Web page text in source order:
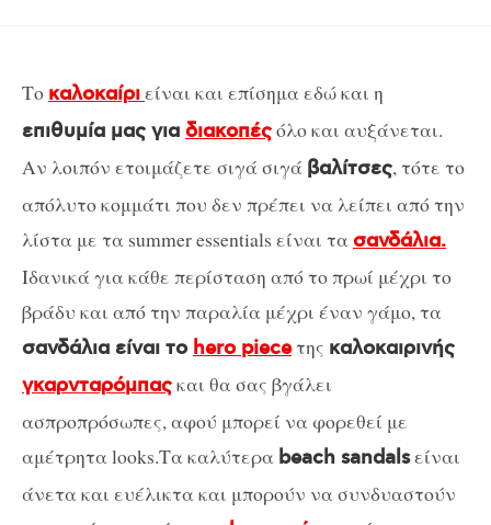
Το καλοκαίριείναι και επίσημα εδώ και η
επιθυμία μας για διακοπέςόλο και αυξάνεται.
Αν λοιπόν ετοιμάζετε σιγά σιγά βαλίτσες, τότε το
απόλυτο κομμάτι που δεν πρέπει να λείπει από την
λίστα με τα summer essentials είναι τασανδάλια.
Ιδανικά για κάθε περίσταση από το πρωί μέχρι το
βράδυ και από την παραλία μέχρι έναν γάμο, τα
σανδάλια είναι το hero pieceτης καλοκαιρινής
γκαρνταρόμπαςκαι θα σας βγάλει
ασπροπρόσωπες, αφού μπορεί να φορεθεί με
αμέτρητα looks.Τα καλύτερα beach sandalsείναι
άνετα και ευέλικτα και μπορούν να συνδυαστούν